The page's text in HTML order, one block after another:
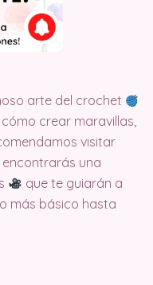
arte del crochet
crear maravillas,
visitar
encontrarás una
que te guiarán a
más básico hasta